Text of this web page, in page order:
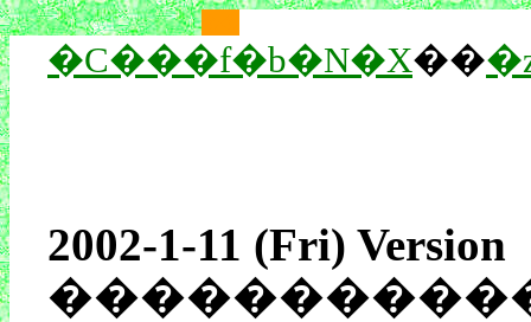
�C���f�b�N�X��
2002-1-11 (Fri) Version